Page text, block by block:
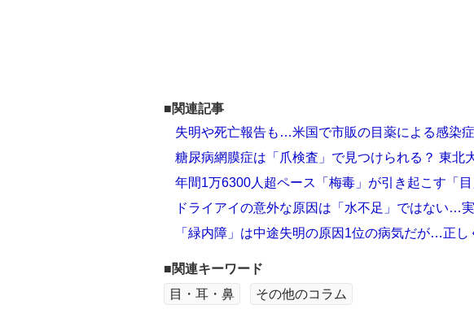
■関連記事
失明や死亡報告も…米国で市販の目薬による感染
糖尿病網膜症は「爪検査」で見つけられる？ 東北
年間1万6300人超ペース「梅毒」が引き起こす「
ドライアイの意外な原因は「水不足」ではない…
「緑内障」は中途失明の原因1位の病気だが…正し
■関連キーワード
目・耳・鼻
その他のコラム